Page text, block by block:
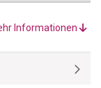
alle Kinderaugen
Informationen